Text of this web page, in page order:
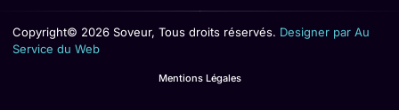
Copyright© 2026 Soveur, Tous droits réservés. Designer par Au
Service du Web
Mentions Légales